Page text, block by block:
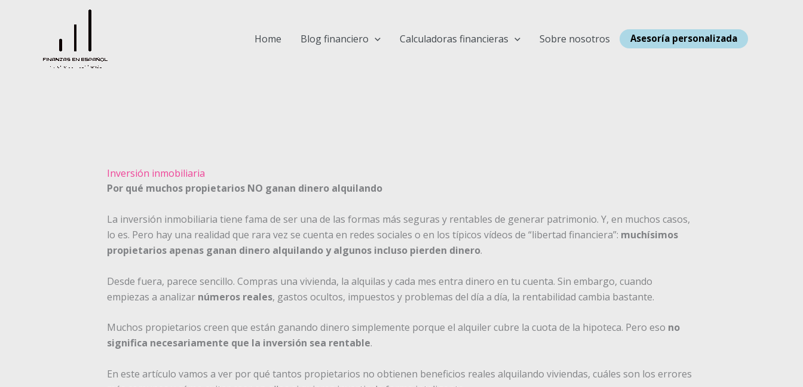
Home Blog financiero Calculadoras financieras Sobre nosotros Asesoría personalizada
Inversión inmobiliaria
Por qué muchos propietarios NO ganan dinero alquilando
La inversión inmobiliaria tiene fama de ser una de las formas más seguras y rentables de generar patrimonio. Y, en muchos casos,
lo es. Pero hay una realidad que rara vez se cuenta en redes sociales o en los típicos vídeos de “libertad financiera”: muchísimos
propietarios apenas ganan dinero alquilando y algunos incluso pierden dinero.
Desde fuera, parece sencillo. Compras una vivienda, la alquilas y cada mes entra dinero en tu cuenta. Sin embargo, cuando
empiezas a analizar números reales, gastos ocultos, impuestos y problemas del día a día, la rentabilidad cambia bastante.
Muchos propietarios creen que están ganando dinero simplemente porque el alquiler cubre la cuota de la hipoteca. Pero eso no
significa necesariamente que la inversión sea rentable.
En este artículo vamos a ver por qué tantos propietarios no obtienen beneficios reales alquilando viviendas, cuáles son los errores